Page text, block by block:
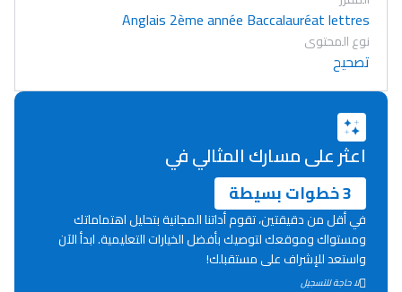
Lycée Maroc
Anglais 2ème année Baccalauréat lettres
نوع المحتوى
تصحيح
اعثر على مسارك المثالي في
3 خطوات بسيطة
في أقل من دقيقتين، تقوم أداتنا المجانية بتحليل اهتماماتك
ومستواك وموقعك لتوصيك بأفضل الخيارات التعليمية. ابدأ الآن
واستعد للإشراف على مستقبلك!
لا حاجة للتسجيل